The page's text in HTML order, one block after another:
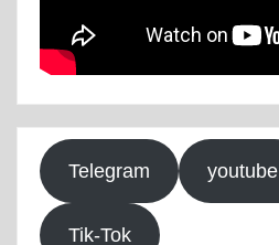
Telegram youtube
Tik-Tok